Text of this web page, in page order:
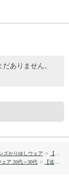
ありません。
ズかりゆしウェア >
【送料無料】ひまわり 柄 サッカー生地 かりゆしウェア P1026-18
ェア 20代～30代 > 【送料無料】ひまわり 柄 サッカー生地 かりゆしウェア P1026-18